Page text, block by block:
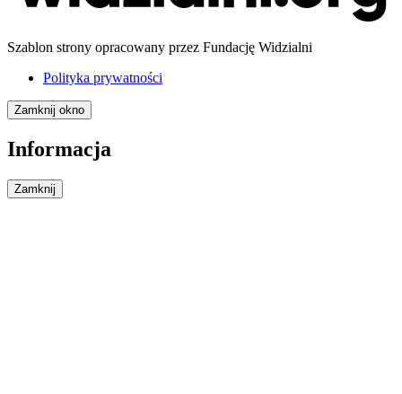
Szablon strony opracowany przez Fundację Widzialni
Polityka prywatności
Zamknij okno
Informacja
Zamknij